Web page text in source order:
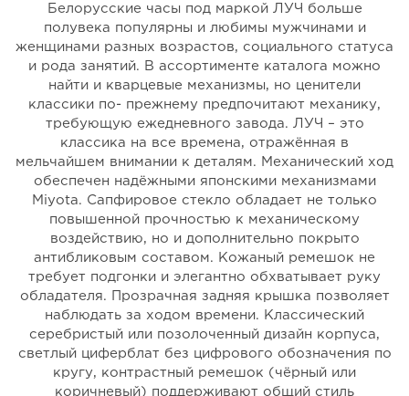
Белорусские часы под маркой ЛУЧ больше
полувека популярны и любимы мужчинами и
женщинами разных возрастов, социального статуса
и рода занятий. В ассортименте каталога можно
найти и кварцевые механизмы, но ценители
классики по- прежнему предпочитают механику,
требующую ежедневного завода. ЛУЧ – это
классика на все времена, отражённая в
мельчайшем внимании к деталям. Механический ход
обеспечен надёжными японскими механизмами
Miyota. Сапфировое стекло обладает не только
повышенной прочностью к механическому
воздействию, но и дополнительно покрыто
антибликовым составом. Кожаный ремешок не
требует подгонки и элегантно обхватывает руку
обладателя. Прозрачная задняя крышка позволяет
наблюдать за ходом времени. Классический
серебристый или позолоченный дизайн корпуса,
светлый циферблат без цифрового обозначения по
кругу, контрастный ремешок (чёрный или
коричневый) поддерживают общий стиль